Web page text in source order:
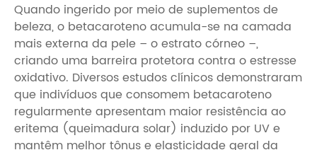
Quando ingerido por meio de suplementos de
beleza, o betacaroteno acumula-se na camada
mais externa da pele – o estrato córneo –,
criando uma barreira protetora contra o estresse
oxidativo. Diversos estudos clínicos demonstraram
que indivíduos que consomem betacaroteno
regularmente apresentam maior resistência ao
eritema (queimadura solar) induzido por UV e
mantêm melhor tônus ​​e elasticidade geral da